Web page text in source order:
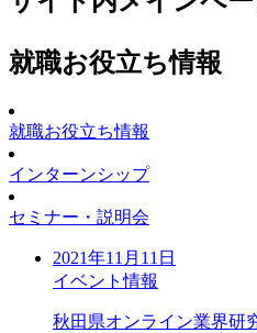
就職お役立ち情報
就職お役立ち情報
インターンシップ
セミナー・説明会
2021年11月11日
イベント情報
秋田県オンライン業界研